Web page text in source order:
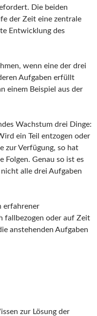
Die beiden
der Zeit eine zentrale
Entwicklung des
wenn eine der drei
Aufgaben erfüllt
einem Beispiel aus der
Wachstum drei Dinge:
ein Teil entzogen oder
zur Verfügung, so hat
Folgen. Genau so ist es
alle drei Aufgaben
erfahrener
fallbezogen oder auf Zeit
anstehenden Aufgaben
zur Lösung der